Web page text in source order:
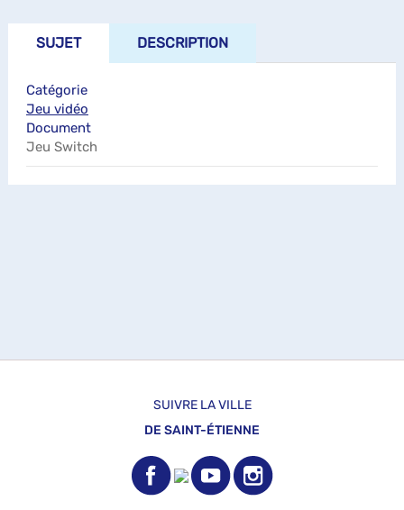
SUJET DESCRIPTION
Catégorie
Jeu vidéo
Document
Jeu Switch
SUIVRE LA VILLE
DE SAINT-ÉTIENNE